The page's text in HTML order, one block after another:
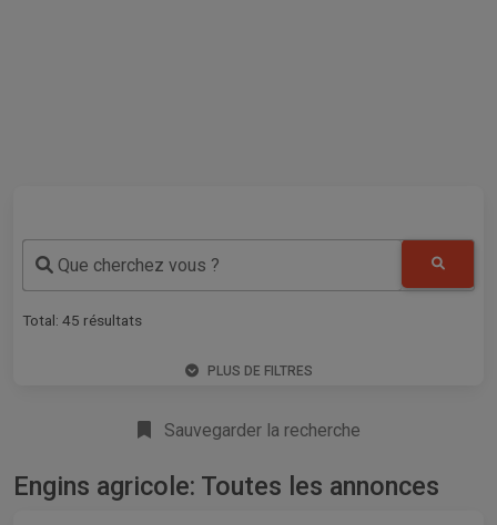
Que cherchez vous ?
Total: 45 résultats
PLUS DE FILTRES
Sauvegarder la recherche
Engins agricole: Toutes les annonces